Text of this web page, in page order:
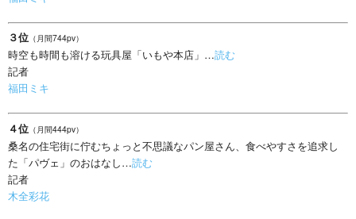
３位 （月間744pv）
時空も時間も溶ける玩具屋「いもや本店」…読む
記者
福田ミキ
４位 （月間444pv）
桑名の住宅街に佇むちょっと不思議なパン屋さん、食べやすさを追求し
た「パヴェ」のおはなし…読む
記者
木全彩花